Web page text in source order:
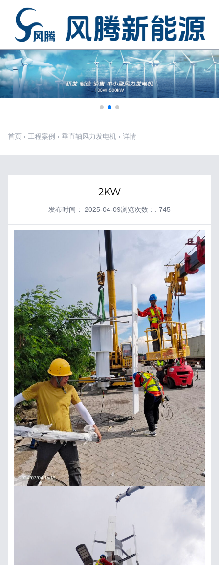
首页 › 工程案例 › 垂直轴风力发电机 › 详情
2KW
发布时间： 2025-04-09浏览次数：: 745